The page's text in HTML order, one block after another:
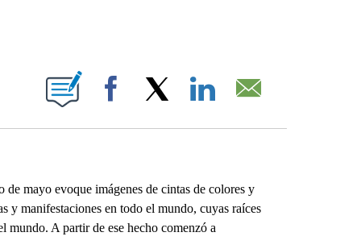
NEW PAGES ON "".
Facebook
mayo evoque imágenes de cintas de colores y
y manifestaciones en todo el mundo, cuyas raíces
mundo. A partir de ese hecho comenzó a